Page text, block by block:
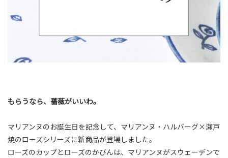
もらうなら、薔薇がいいわ。
マリアンヌのお誕生日を記念して、マリアンヌ・ハルバーグ×瀬戸
焼のローズシリーズに新商品が登場しました。
ローズのカップとローズのかびんは、マリアンヌがスウェーデンで